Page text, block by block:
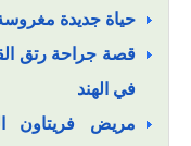
حياة جديدة
قصة جراحة رتق
في الهند
مريض فريتاون